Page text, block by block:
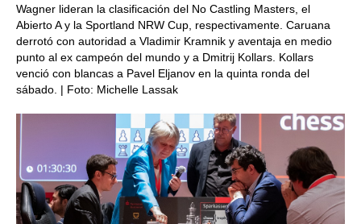
Wagner lideran la clasificación del No Castling Masters, el
Abierto A y la Sportland NRW Cup, respectivamente. Caruana
derrotó con autoridad a Vladimir Kramnik y aventaja en medio
punto al ex campeón del mundo y a Dmitrij Kollars. Kollars
venció con blancas a Pavel Eljanov en la quinta ronda del
sábado. | Foto: Michelle Lassak